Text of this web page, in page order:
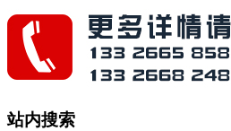
站内搜索